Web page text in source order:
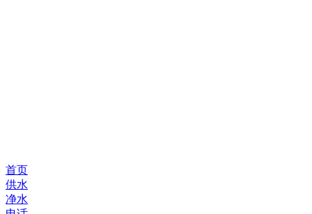
首页
供水
净水